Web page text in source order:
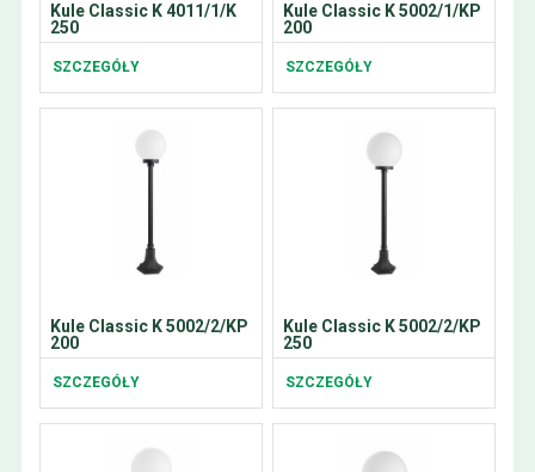
Kule Classic K 4011/1/K
250
SZCZEGÓŁY
Kule Classic K 5002/1/KP
200
SZCZEGÓŁY
Kule Classic K 5002/2/KP
200
SZCZEGÓŁY
Kule Classic K 5002/2/KP
250
SZCZEGÓŁY